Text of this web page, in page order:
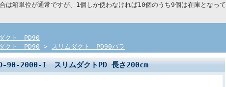
は箱単位が通常ですが、1個しか使わなければ10個のうち9個は在庫となって
クト PD90
クト PD90 > スリムダクト PD90バラ
90-2000-I スリムダクトPD 長さ200cm